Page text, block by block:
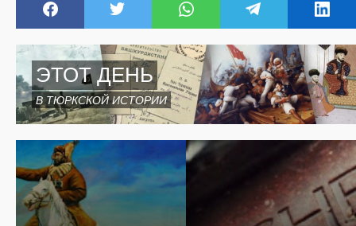
ЭТОТ ДЕНЬ
В ТЮРКСКОЙ ИСТОРИИ